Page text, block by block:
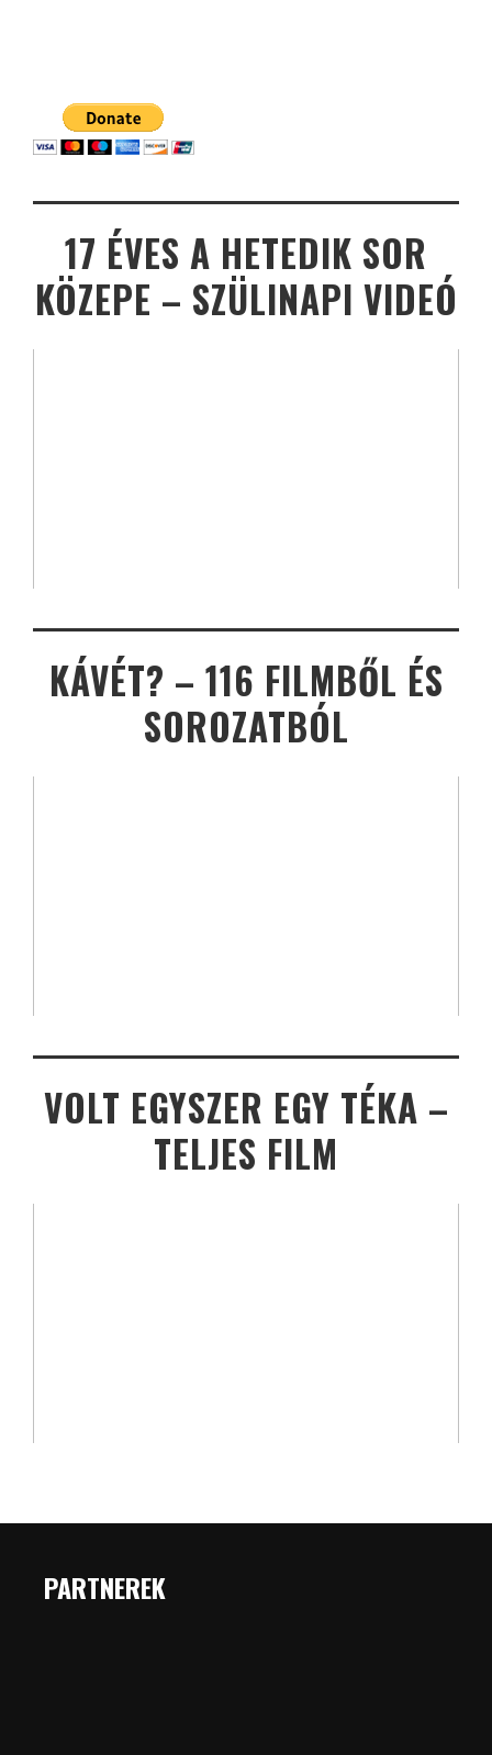
17 ÉVES A HETEDIK SOR
KÖZEPE – SZÜLINAPI VIDEÓ
KÁVÉT? – 116 FILMBŐL ÉS
SOROZATBÓL
VOLT EGYSZER EGY TÉKA –
TELJES FILM
PARTNEREK